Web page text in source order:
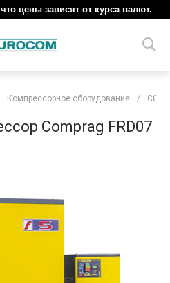
цены зависят от курса валют.
Компрессорное оборудование /
Comprag FRD07